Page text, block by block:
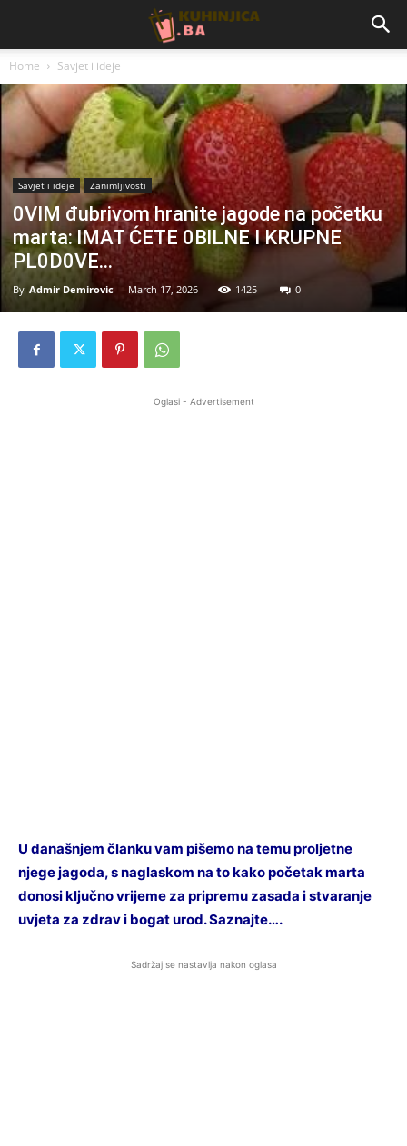
Home Savjet i ideje
Savjet i ideje Zanimljivosti
0VIM đubrivom hranite jagode na početku
marta: lMAT ĆETE 0BlLNE I KRUPNE
PL0D0VE…
By Admir Demirovic - March 17, 2026 1425 0
Oglasi - Advertisement
U današnjem članku vam pišemo na temu proljetne
njege jagoda, s naglaskom na to kako početak marta
donosi ključno vrijeme za pripremu zasada i stvaranje
uvjeta za zdrav i bogat urod. Saznajte….
Sadržaj se nastavlja nakon oglasa